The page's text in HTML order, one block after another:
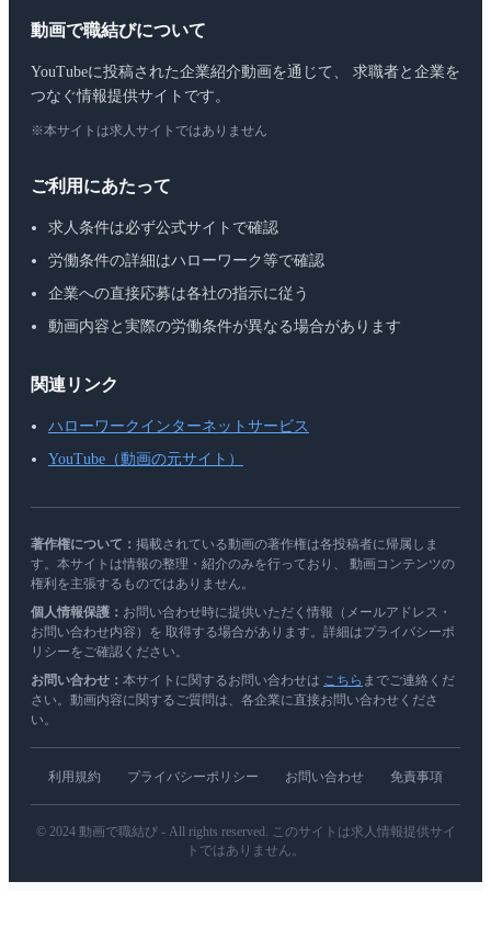
動画で職結びについて
YouTubeに投稿された企業紹介動画を通じて、 求職者と企業を
つなぐ情報提供サイトです。
※本サイトは求人サイトではありません
ご利用にあたって
求人条件は必ず公式サイトで確認
労働条件の詳細はハローワーク等で確認
企業への直接応募は各社の指示に従う
動画内容と実際の労働条件が異なる場合があります
関連リンク
ハローワークインターネットサービス
YouTube（動画の元サイト）
著作権について： 掲載されている動画の著作権は各投稿者に帰属しま
す。本サイトは情報の整理・紹介のみを行っており、 動画コンテンツの
権利を主張するものではありません。
個人情報保護： お問い合わせ時に提供いただく情報（メールアドレス・
お問い合わせ内容）を 取得する場合があります。詳細はプライバシーポ
リシーをご確認ください。
お問い合わせ： 本サイトに関するお問い合わせは こちら までご連絡くだ
さい。動画内容に関するご質問は、各企業に直接お問い合わせくださ
い。
利用規約 プライバシーポリシー お問い合わせ 免責事項
© 2024 動画で職結び - All rights reserved. このサイトは求人情報提供サイ
トではありません。